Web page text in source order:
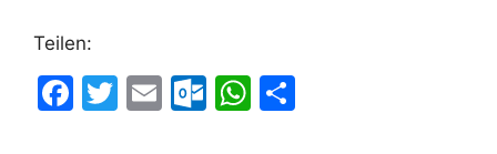
Teilen:
F
T
E
O
W